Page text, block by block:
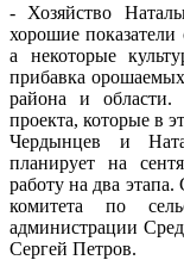
- Хозяйство
хорошие
а некоторые
прибавка
района и
проекта, которые в
Чердынцев и
планирует на
работу на два
комитета по
администрации
Сергей Петров.